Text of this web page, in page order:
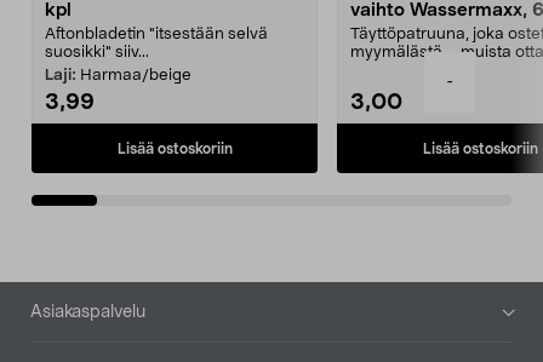
-
kpl
Aftonbladetin "itsestään selvä
suosikki" siiv...
Laji: Harmaa/beige
3,99
Lisää ostoskoriin
vaihto Wassermaxx,
Täyttöpatruuna, joka
myymälästä – muista
3,00
Lisää ostoskoriin
Alatunniste
Asiakaspalvelu